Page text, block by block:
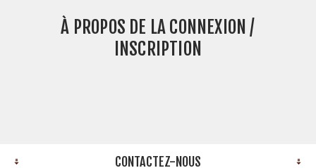
À PROPOS DE LA CONNEXION /
INSCRIPTION
CONTACTEZ-NOUS